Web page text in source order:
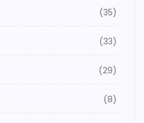
(35)
(33)
(29)
(8)